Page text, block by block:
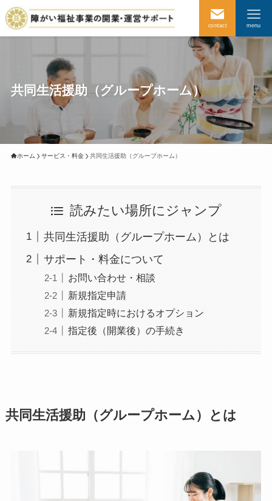
contact menu
共同生活援助（グループホーム）
ホーム サービス・料金 共同生活援助（グループホーム）
読みたい場所にジャンプ
共同生活援助（グループホーム）とは
サポート・料金について
お問い合わせ・相談
新規指定申請
新規指定時におけるオプション
指定後（開業後）の手続き
共同生活援助（グループホーム）とは